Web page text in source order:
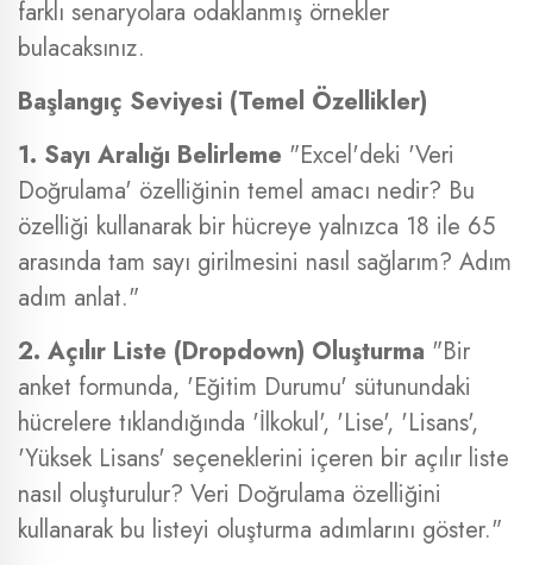
farklı senaryolara odaklanmış örnekler
bulacaksınız.
Başlangıç Seviyesi (Temel Özellikler)
1. Sayı Aralığı Belirleme "Excel'deki 'Veri
Doğrulama' özelliğinin temel amacı nedir? Bu
özelliği kullanarak bir hücreye yalnızca 18 ile 65
arasında tam sayı girilmesini nasıl sağlarım? Adım
adım anlat."
2. Açılır Liste (Dropdown) Oluşturma "Bir
anket formunda, 'Eğitim Durumu' sütunundaki
hücrelere tıklandığında 'İlkokul', 'Lise', 'Lisans',
'Yüksek Lisans' seçeneklerini içeren bir açılır liste
nasıl oluşturulur? Veri Doğrulama özelliğini
kullanarak bu listeyi oluşturma adımlarını göster."